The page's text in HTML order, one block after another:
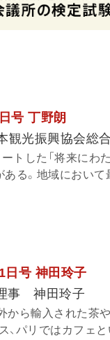
号 丁野朗
観光振興協会総
トした「将来にわ
ある。地域において
日号 神田玲子
事 神田玲子
から輸入された茶
、パリではカフェ